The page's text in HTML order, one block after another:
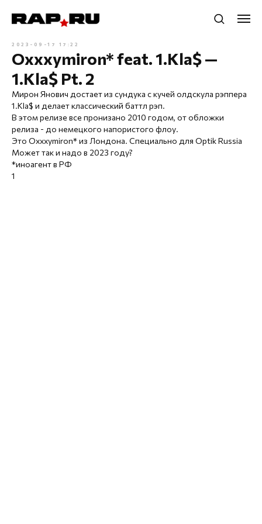
2023-09-17 17:22
Oxxxymiron* feat. 1.Kla$ —
1.Kla$ Pt. 2
Мирон Янович достает из сундука с кучей олдскула рэппера
1.Kla$ и делает классический баттл рэп.
В этом релизе все пронизано 2010 годом, от обложки
релиза - до немецкого напористого флоу.
Это Oxxxymiron* из Лондона. Специально для Optik Russia
Может так и надо в 2023 году?
*иноагент в РФ
1